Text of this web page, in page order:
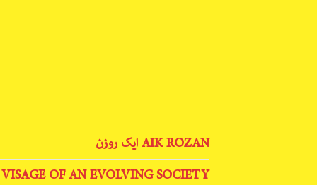
AIK ROZAN ایک روزن
OF AN EVOLVING SOCIETY